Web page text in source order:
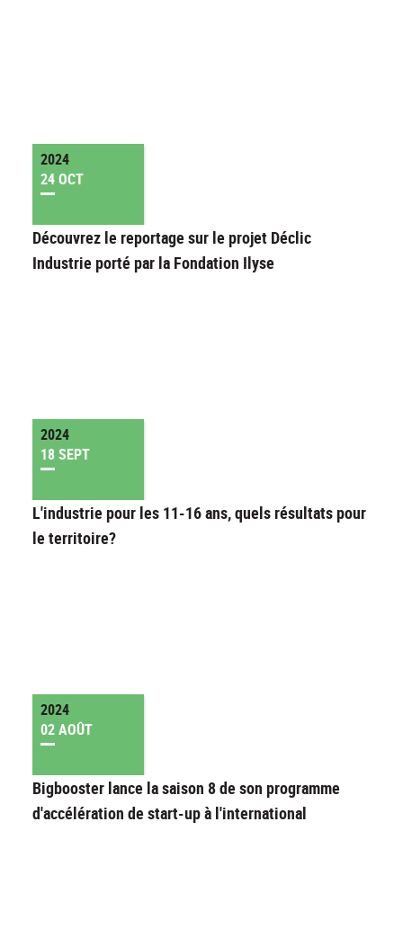
2024
24 OCT
Découvrez le reportage sur le projet Déclic
Industrie porté par la Fondation Ilyse
2024
18 SEPT
L'industrie pour les 11-16 ans, quels résultats pour
le territoire?
2024
02 AOÛT
Bigbooster lance la saison 8 de son programme
d'accélération de start-up à l'international